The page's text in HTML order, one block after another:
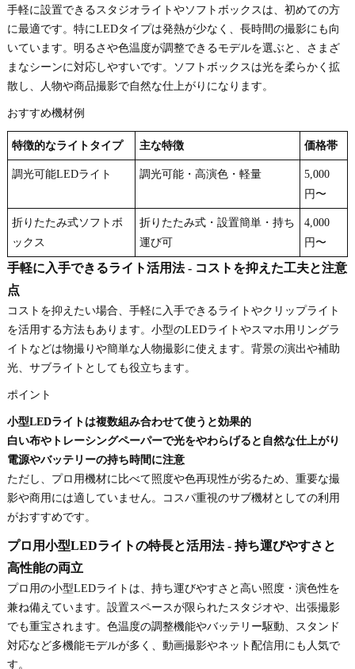
手軽に設置できるスタジオライトやソフトボックスは、初めての方
に最適です。特にLEDタイプは発熱が少なく、長時間の撮影にも向
いています。明るさや色温度が調整できるモデルを選ぶと、さまざ
まなシーンに対応しやすいです。ソフトボックスは光を柔らかく拡
散し、人物や商品撮影で自然な仕上がりになります。
おすすめ機材例
特徴的なライトタイプ 主な特徴 価格帯
調光可能LEDライト 調光可能・高演色・軽量
5,000
円〜
折りたたみ式ソフトボ
ックス
折りたたみ式・設置簡単・持ち
運び可
4,000
円〜
手軽に入手できるライト活用法 - コストを抑えた工夫と注意
点
コストを抑えたい場合、手軽に入手できるライトやクリップライト
を活用する方法もあります。小型のLEDライトやスマホ用リングラ
イトなどは物撮りや簡単な人物撮影に使えます。背景の演出や補助
光、サブライトとしても役立ちます。
ポイント
小型LEDライトは複数組み合わせて使うと効果的
白い布やトレーシングペーパーで光をやわらげると自然な仕上がり
電源やバッテリーの持ち時間に注意
ただし、プロ用機材に比べて照度や色再現性が劣るため、重要な撮
影や商用には適していません。コスパ重視のサブ機材としての利用
がおすすめです。
プロ用小型LEDライトの特長と活用法 - 持ち運びやすさと
高性能の両立
プロ用の小型LEDライトは、持ち運びやすさと高い照度・演色性を
兼ね備えています。設置スペースが限られたスタジオや、出張撮影
でも重宝されます。色温度の調整機能やバッテリー駆動、スタンド
対応など多機能モデルが多く、動画撮影やネット配信用にも人気で
す。